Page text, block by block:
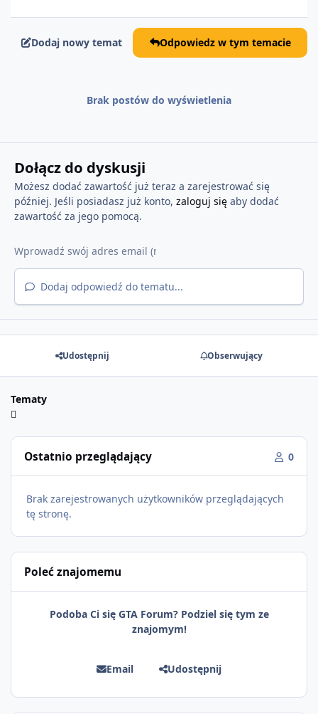
Dodaj nowy temat Odpowiedz w tym temacie
Brak postów do wyświetlenia
Dołącz do dyskusji
Możesz dodać zawartość już teraz a zarejestrować się
później. Jeśli posiadasz już konto, zaloguj sięaby dodać
zawartość za jego pomocą.
Dodaj odpowiedź do tematu...
Udostępnij Obserwujący
Tematy
Ostatnio przeglądający 0
Brak zarejestrowanych użytkowników przeglądających
tę stronę.
Poleć znajomemu
Podoba Ci się GTA Forum? Podziel się tym ze
znajomym!
Email Udostępnij